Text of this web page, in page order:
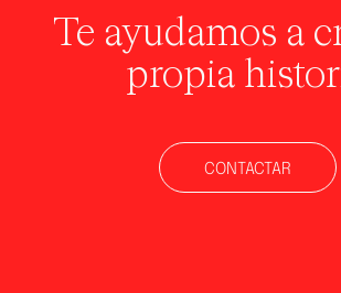
Te ayudamos a
propia
CONTACTAR